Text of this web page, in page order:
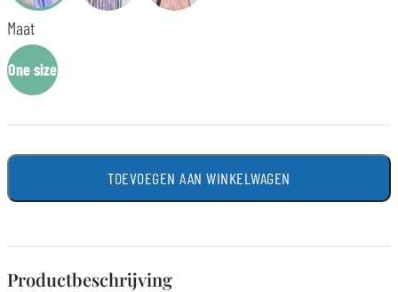
Maat
One size
TOEVOEGEN AAN WINKELWAGEN
Productbeschrijving